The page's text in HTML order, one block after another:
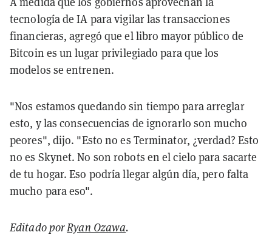
tecnología de IA para vigilar las transacciones
financieras, agregó que el libro mayor público de
Bitcoin es un lugar privilegiado para que los
modelos se entrenen.
"Nos estamos quedando sin tiempo para arreglar
esto, y las consecuencias de ignorarlo son mucho
peores", dijo. "Esto no es Terminator, ¿verdad? Esto
no es Skynet. No son robots en el cielo para sacarte
de tu hogar. Eso podría llegar algún día, pero falta
mucho para eso".
Editado porRyan Ozawa.